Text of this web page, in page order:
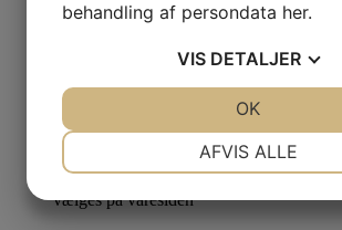
Silver
Den oprindelige pris var:
75%
Se produktDette vare har flere varianter.
vælges på varesiden
behandling af persondata her.
VIS DETALJER
AFVIS ALLE
OK